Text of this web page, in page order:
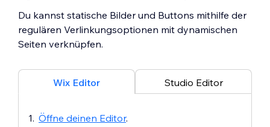
Du kannst statische Bilder und Buttons mithilfe der
regulären Verlinkungsoptionen mit dynamischen
Seiten verknüpfen.
Wix Editor Studio Editor
Öffne deinen Editor.